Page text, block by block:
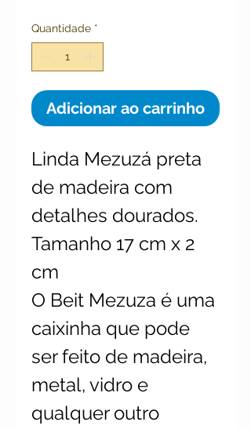
Quantidade *
Adicionar ao carrinho
Linda Mezuzá preta
de madeira com
detalhes dourados.
Tamanho 17 cm x 2
cm
O Beit Mezuza é uma
caixinha que pode
ser feito de madeira,
metal, vidro e
qualquer outro